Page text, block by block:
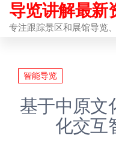
前
往
导览讲解最新
专注跟踪景区和展馆导览
智能导览
基于中原文
化交互